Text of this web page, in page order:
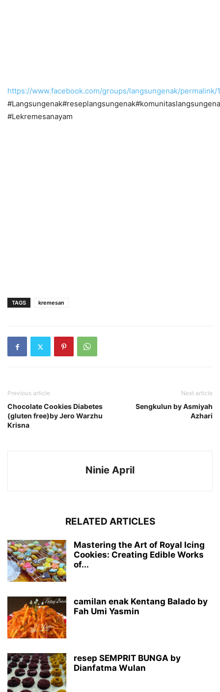
https://www.facebook.com/groups/langsungenak/permalink/
#Lekremesanayam
TAGS kremesan
Previous article
Chocolate Cookies Diabetes
(gluten free)by Jero Warzhu
Krisna
Next article
Sengkulun by Asmiyah
Azhari
Ninie April
RELATED ARTICLES
Mastering the Art of Royal Icing
Cookies: Creating Edible Works
of...
camilan enak Kentang Balado by
Fah Umi Yasmin
resep SEMPRIT BUNGA by
Dianfatma Wulan